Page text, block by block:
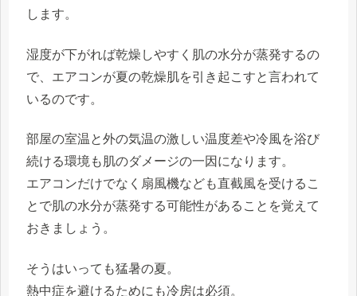
します。
湿度が下がれば乾燥しやすく肌の水分が蒸発するの
で、エアコンが夏の乾燥肌を引き起こすと言われて
いるのです。
部屋の室温と外の気温の激しい温度差や冷風を浴び
続ける環境も肌のダメージの一因になります。
エアコンだけでなく扇風機なども直截風を受けるこ
とで肌の水分が蒸発する可能性があることを覚えて
おきましょう。
そうはいっても猛暑の夏。
熱中症を避けるためにも冷房は必須。